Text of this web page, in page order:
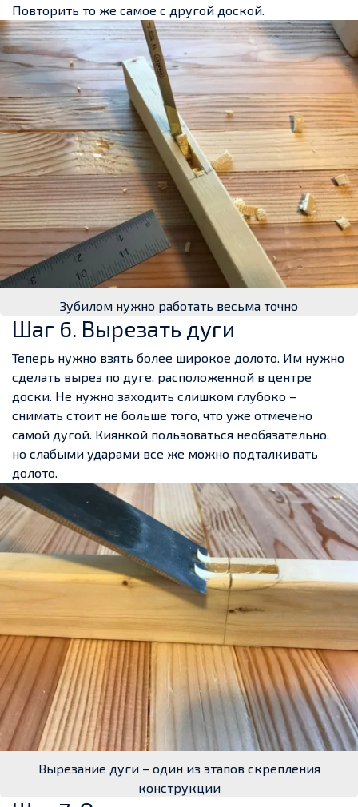
Повторить то же самое с другой доской.
Зубилом нужно работать весьма точно
Шаг 6. Вырезать дуги
Теперь нужно взять более широкое долото. Им нужно
сделать вырез по дуге, расположенной в центре
доски. Не нужно заходить слишком глубоко –
снимать стоит не больше того, что уже отмечено
самой дугой. Киянкой пользоваться необязательно,
но слабыми ударами все же можно подталкивать
долото.
Вырезание дуги – один из этапов скрепления
конструкции